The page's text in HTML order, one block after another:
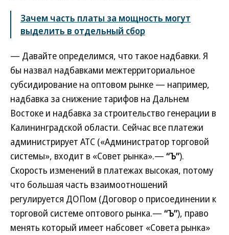
Зачем часть платы за мощность могут
выделить в отдельный сбор
— Давайте определимся, что такое надбавки. Я
бы назвал надбавками межтерриториальное
субсидирование на оптовом рынке — например,
надбавка за снижение тарифов на Дальнем
Востоке и надбавка за строительство генерации в
Калининградской области. Сейчас все платежи
администрирует АТС («Администратор торговой
системы», входит в «Совет рынка».— “Ъ”).
Скорость изменений в платежах высокая, потому
что большая часть взаимоотношений
регулируется ДОПом (Договор о присоединении к
торговой системе оптового рынка.— “Ъ”), право
менять который имеет набсовет «Совета рынка»